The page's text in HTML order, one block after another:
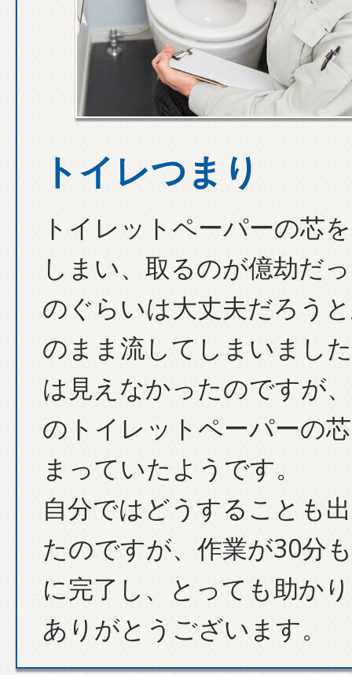
トイレつまり
トイレットペーパーの芯
しまい、取るのが億劫だ
のぐらいは大丈夫だろう
のまま流してしまいまし
は見えなかったのですが
のトイレットペーパーの
まっていたようです。
自分ではどうすることも
たのですが、作業が30分
に完了し、とっても助か
ありがとうございます。